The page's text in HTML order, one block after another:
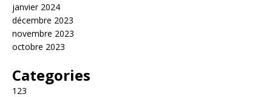
janvier 2024
décembre 2023
novembre 2023
octobre 2023
Categories
123